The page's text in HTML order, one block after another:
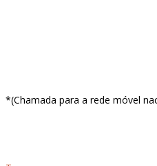
*(Chamada para a rede móvel